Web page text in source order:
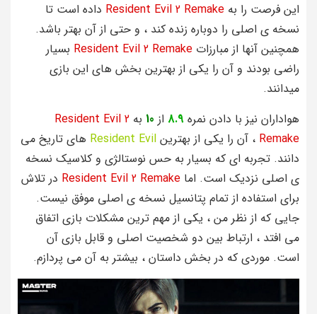
این فرصت را به Resident Evil 2 Remake داده است تا
نسخه ی اصلی را دوباره زنده کند ، و حتی از آن بهتر باشد.
همچنین آنها از مبارزات Resident Evil 2 Remake بسیار
راضی بودند و آن را یکی از بهترین بخش های این بازی
میدانند.
هواداران نیز با دادن نمره 8.9 از 10 به Resident Evil 2
Remake ، آن را یکی از بهترین
های تاریخ می
دانند. تجربه ای که بسیار به حس نوستالژی و کلاسیک نسخه
ی اصلی نزدیک است. اما Resident Evil 2 Remake در تلاش
برای استفاده از تمام پتانسیل نسخه ی اصلی موفق نیست.
جایی که از نظر من ، یکی از مهم ترین مشکلات بازی اتفاق
می افتد ، ارتباط بین دو شخصیت اصلی و قابل بازی آن
است. موردی که در بخش داستان ، بیشتر به آن می پردازم.